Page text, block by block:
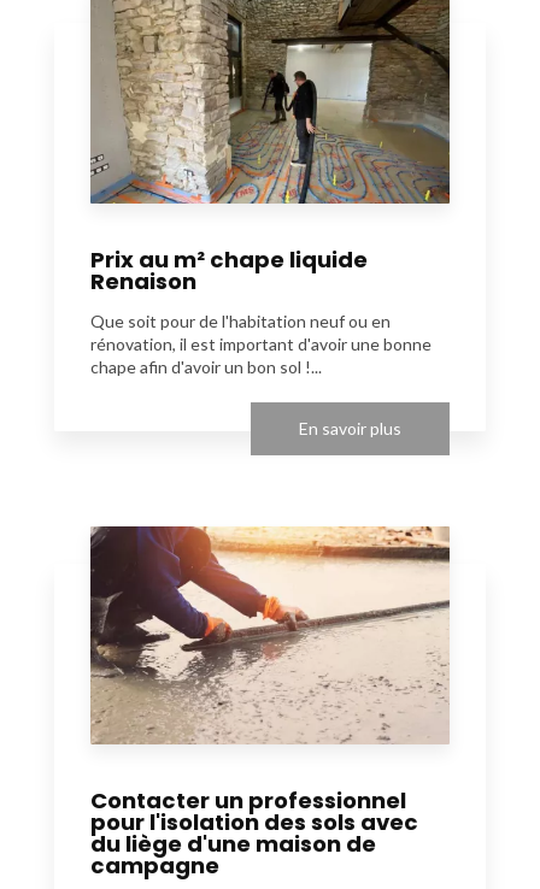
Prix au m² chape liquide
Renaison
Que soit pour de l'habitation neuf ou en
rénovation, il est important d'avoir une bonne
chape afin d'avoir un bon sol !...
En savoir plus
Contacter un professionnel
pour l'isolation des sols avec
du liège d'une maison de
campagne